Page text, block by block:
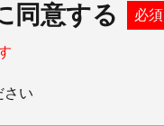
告期間を設けてお客様
お客様が当該予告期間
同意する 必須
さい